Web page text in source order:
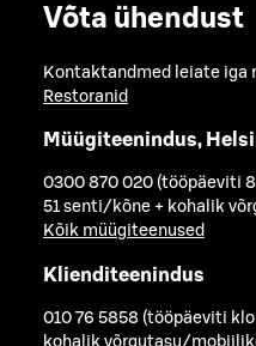
Võta ühendust
Kontaktandmed leiate iga
Restoranid
Müügiteenindus,
0300 870 020 (tööpäeviti
51 senti/kõne + kohalik
Kõik müügiteenused
Klienditeenindus
010 76 5858 (tööpäeviti
kohalik võrgutasu/